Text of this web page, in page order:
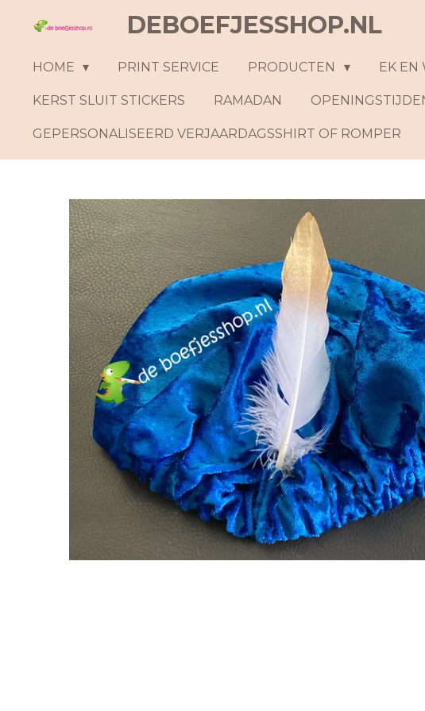
hoofdinhoud
DEBOEFJESSHOP.NL
HOME PRINT SERVICE PRODUCTEN EK EN
KERST SLUIT STICKERS RAMADAN
GEPERSONALISEERD VERJAARDAGSSHIRT OF ROMPER